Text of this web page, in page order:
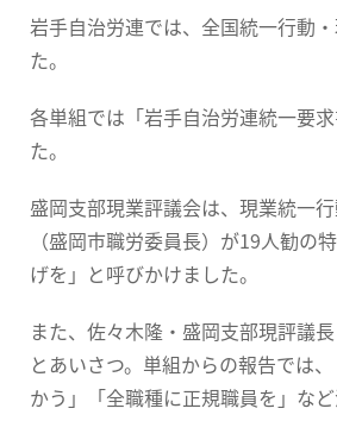
岩手自治労連では、全国統一行動
た。
各単組では「岩手自治労連統一要
た。
盛岡支部現業評議会は、現業統一
（盛岡市職労委員長）が19人勧
げを」と呼びかけました。
また、佐々木隆・盛岡支部現評議
とあいさつ。単組からの報告では
かう」「全職種に正規職員を」など